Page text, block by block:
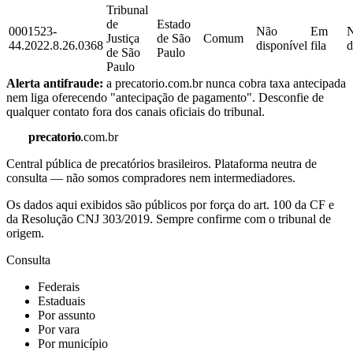
0001523-
44.2022.8.26.0368
Tribunal
de
Justiça
de São
Paulo
Estado
de São
Paulo
Comum
Não
disponível
Em
fila
Alerta antifraude: a precatorio.com.br nunca cobra taxa antecipada
nem liga oferecendo "antecipação de pagamento". Desconfie de
qualquer contato fora dos canais oficiais do tribunal.
precatorio.com.br
Central pública de precatórios brasileiros. Plataforma neutra de
consulta — não somos compradores nem intermediadores.
Os dados aqui exibidos são públicos por força do art. 100 da CF e
da Resolução CNJ 303/2019. Sempre confirme com o tribunal de
origem.
Consulta
Federais
Estaduais
Por assunto
Por vara
Por município